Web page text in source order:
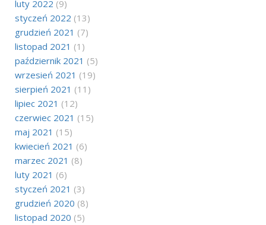
luty 2022 (9)
styczeń 2022 (13)
grudzień 2021 (7)
listopad 2021 (1)
październik 2021 (5)
wrzesień 2021 (19)
sierpień 2021 (11)
lipiec 2021 (12)
czerwiec 2021 (15)
maj 2021 (15)
kwiecień 2021 (6)
marzec 2021 (8)
luty 2021 (6)
styczeń 2021 (3)
grudzień 2020 (8)
listopad 2020 (5)